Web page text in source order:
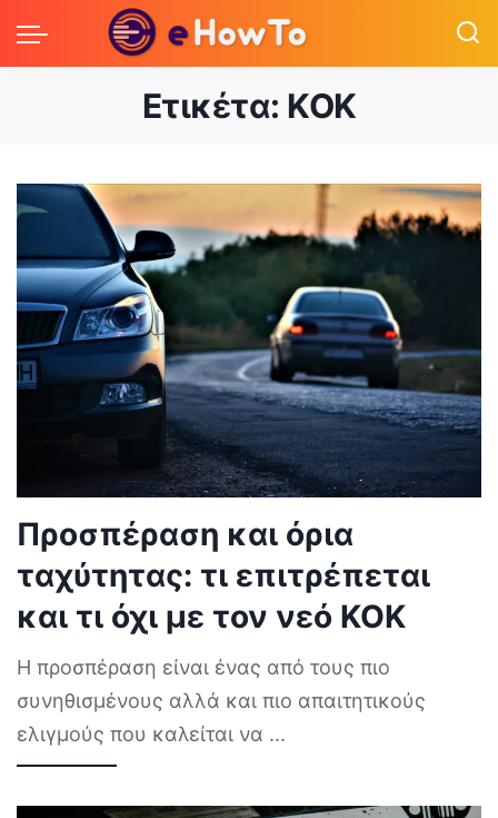
Ετικέτα: ΚΟΚ
Προσπέραση και όρια
ταχύτητας: τι επιτρέπεται
και τι όχι με τον νεό ΚΟΚ
Η προσπέραση είναι ένας από τους πιο
συνηθισμένους αλλά και πιο απαιτητικούς
ελιγμούς που καλείται να ...